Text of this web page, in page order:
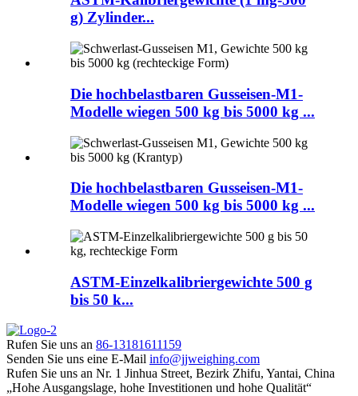
g) Zylinder...
Die hochbelastbaren Gusseisen-M1-
Modelle wiegen 500 kg bis 5000 kg ...
Die hochbelastbaren Gusseisen-M1-
Modelle wiegen 500 kg bis 5000 kg ...
ASTM-Einzelkalibriergewichte 500 g
bis 50 k...
Rufen Sie uns an 86-13181611159
Senden Sie uns eine E-Mail info@jjweighing.com
Rufen Sie uns an Nr. 1 Jinhua Street, Bezirk Zhifu, Yantai, China
„Hohe Ausgangslage, hohe Investitionen und hohe Qualität“